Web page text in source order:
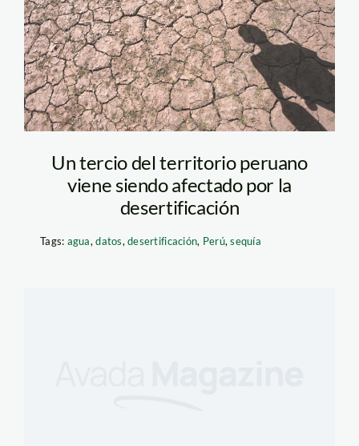
Un tercio del territorio peruano
viene siendo afectado por la
desertificación
Tags: agua,datos,desertificación, Perú,sequía